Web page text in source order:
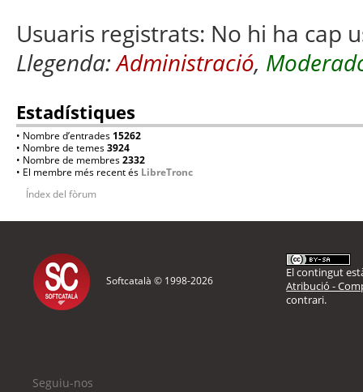
Usuaris registrats: No hi ha cap
Llegenda:Administració,
Estadístiques
• Nombre d’entrades 15262
• Nombre de temes3924
• Nombre de membres2332
• El membre més recent és LibreTronc
Índex del fòrum
Softcatalà © 1998-2026
El contingut
Atribució -
contrari.
Seguiu-nos